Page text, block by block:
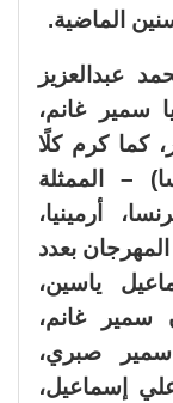
الماضية.
عبدالعزيز
سمير غانم،
كما كرم كلًا
– الممثلة
أرمينيا،
المهرجان بعدد
ياسين،
سمير غانم،
سمير صبري،
إسماعيل،